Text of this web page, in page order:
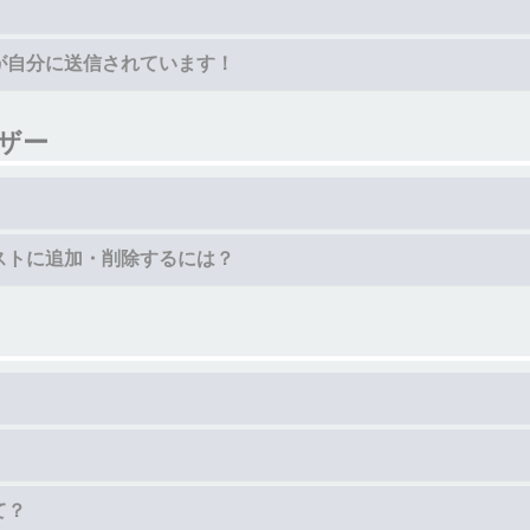
分に送信されています！
ー
に追加・削除するには？
？